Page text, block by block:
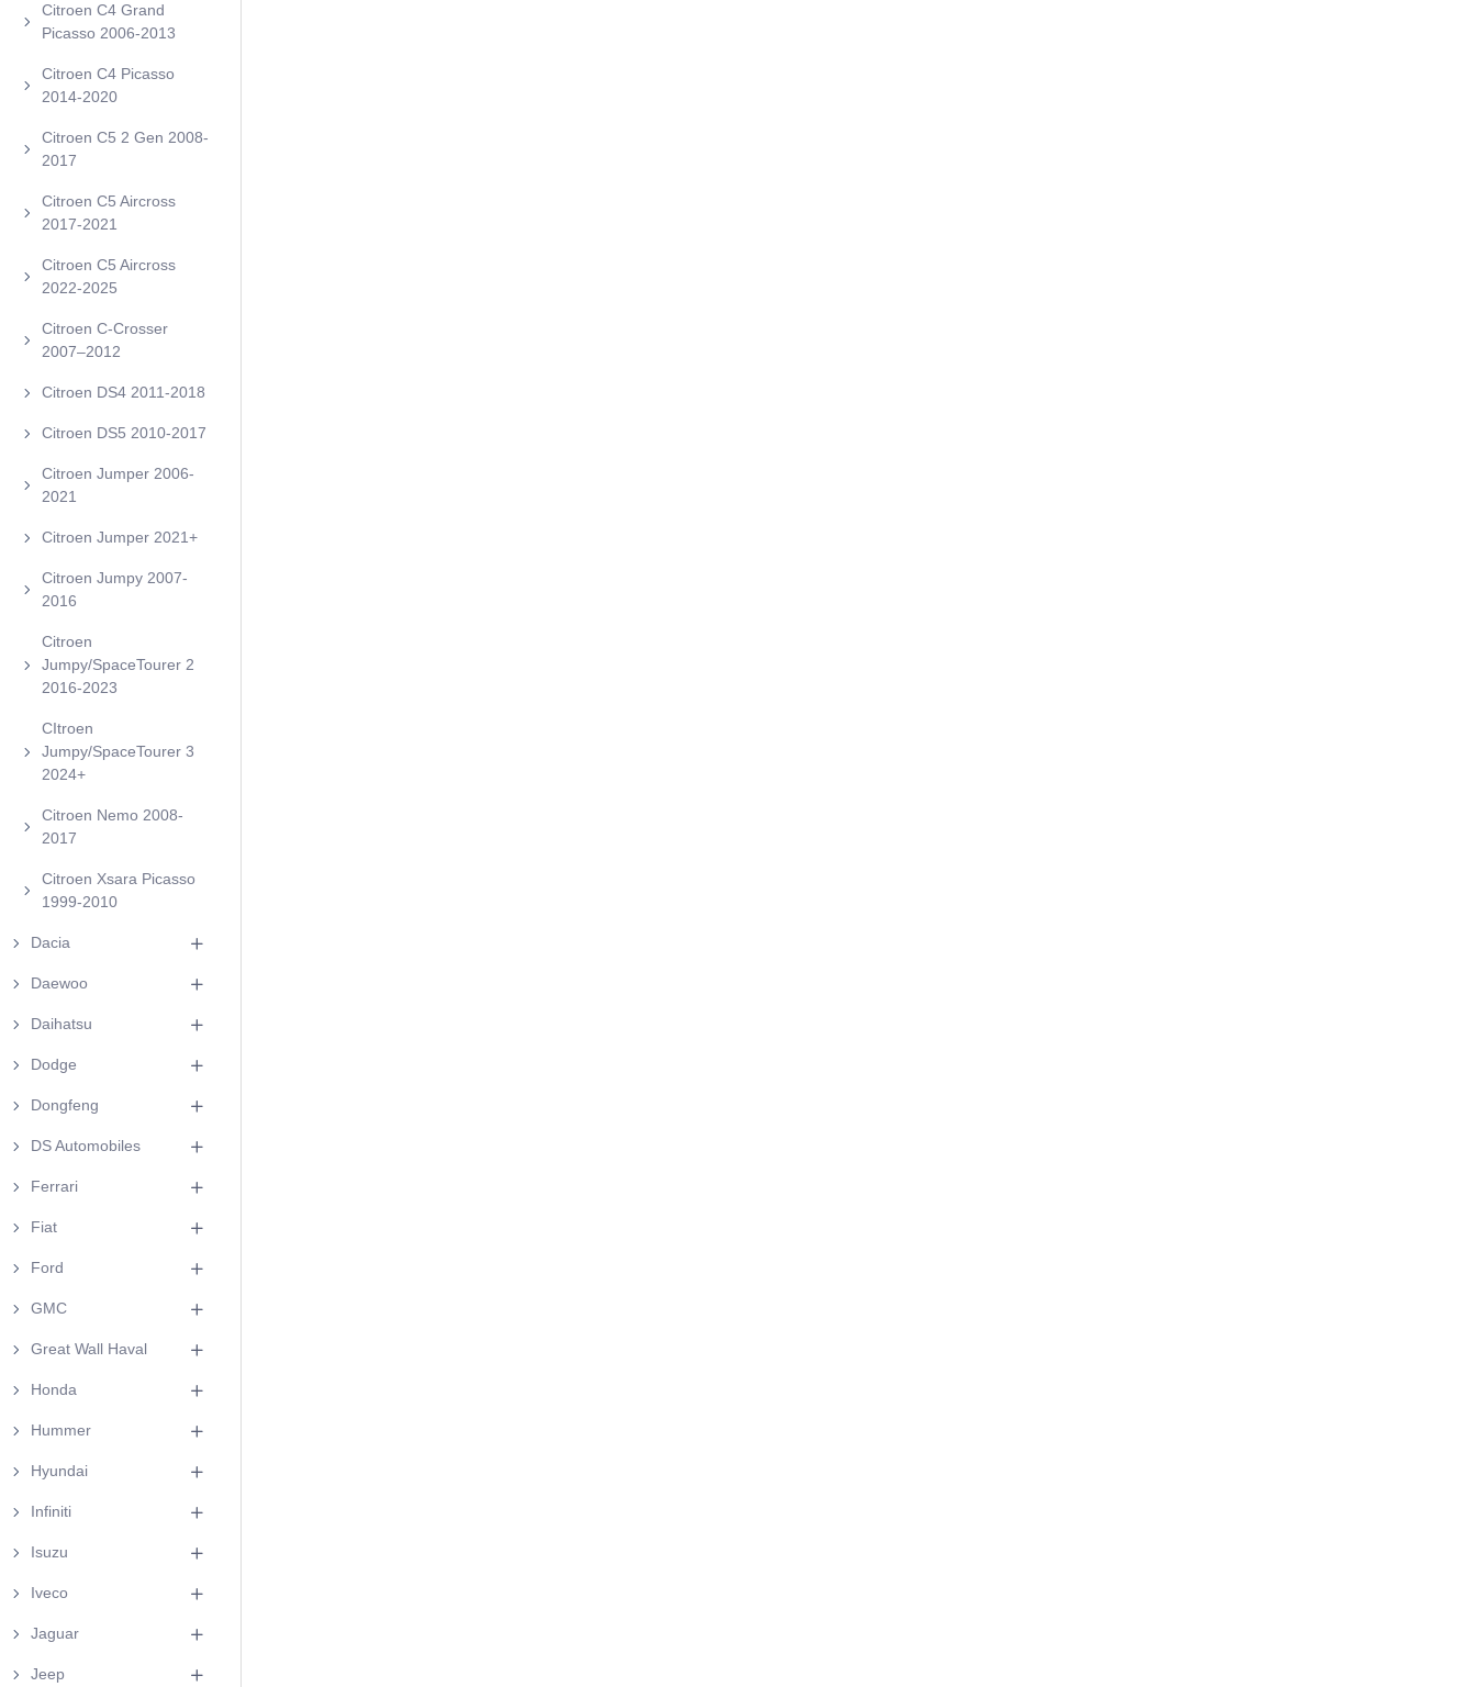
Citroen C4 Grand
Picasso 2006-2013
Citroen C4 Picasso
2014-2020
Citroen C5 2 Gen 2008-
2017
Citroen C5 Aircross
2017-2021
Citroen C5 Aircross
2022-2025
Citroen C‑Crosser
2007–2012
Citroen DS4 2011-2018
Citroen DS5 2010-2017
Citroen Jumper 2006-
2021
Citroen Jumper 2021+
Citroen Jumpy 2007-
2016
Citroen
Jumpy/SpaceTourer 2
2016-2023
CItroen
Jumpy/SpaceTourer 3
2024+
Citroen Nemo 2008-
2017
Citroen Xsara Picasso
1999-2010
Dacia
Daewoo
Daihatsu
Dodge
Dongfeng
DS Automobiles
Ferrari
Fiat
Ford
GMC
Great Wall Haval
Honda
Hummer
Hyundai
Infiniti
Isuzu
Iveco
Jaguar
Jeep